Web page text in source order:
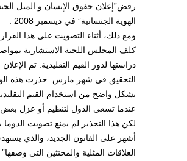
رفض”إعلان حقوق الإنسان و الميل
الهوية الجنسانية” في ديسمبر 2008 .
ومع ذلك، أثناء التصويت على هذا القرار
كلف المجلس اللجنة الاستشارية
دراستها لدور القيم التقليدية. تم
التحقيق في شهر مارس. حذرت هذه
بشكل واضح من استخدام القيم
عندما تسعى الدول لتنظيم أو عزل بعض
لكن هذا التحذير لم يمنع تصويت الدوما
أشهر على القانون الجديد، والذي
العلاقات المثلية والمخنثين التي وصفها”